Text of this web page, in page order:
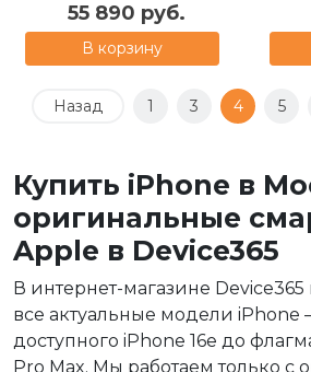
55 890 руб.
В корзину
Назад 1 3 4 5
Купить iPhone в
оригинальные
Apple в Device365
В интернет-магазине
все актуальные модели iPhone
доступного iPhone 16e до
Pro Max. Мы работаем только с